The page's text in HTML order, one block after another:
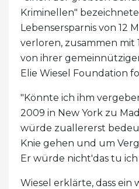
Kriminellen"
Lebensersparnis von 12
verloren, zusammen mit
von ihrer
Elie Wiesel Foundation
"Könnte ich ihm
2009 in New York zu
würde zuallererst
Knie gehen und um
Er würde nicht'das tu ich
Wiesel erklärte, dass ein